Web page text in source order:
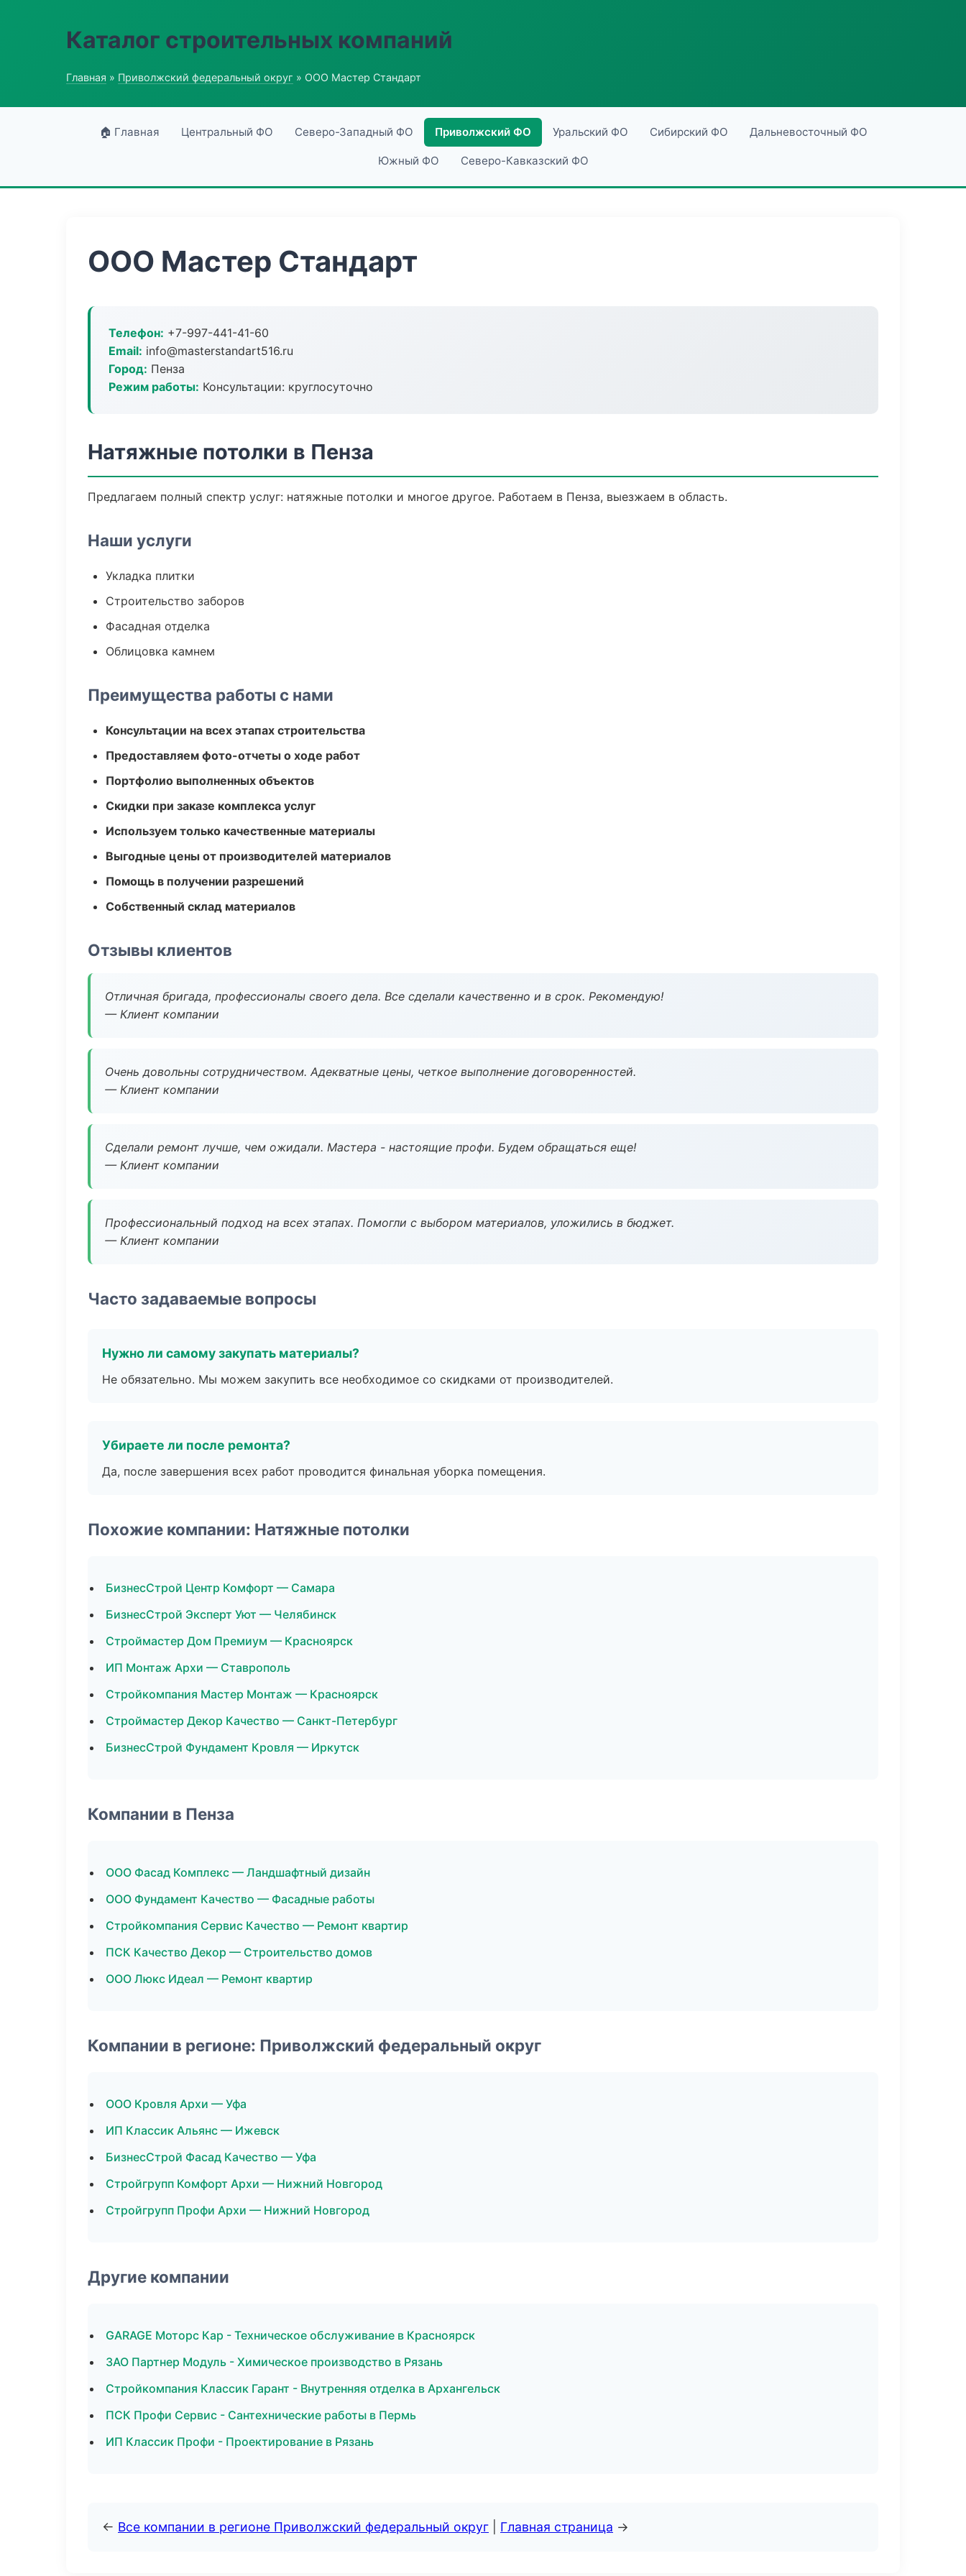
Каталог строительных компаний
Главная » Приволжский федеральный округ » ООО Мастер Стандарт
🏠 Главная Центральный ФО Северо-Западный ФО Приволжский ФО Уральский ФО Сибирский ФО Дальневосточный ФО
Южный ФО Северо-Кавказский ФО
ООО Мастер Стандарт
Телефон: +7-997-441-41-60
Email: info@masterstandart516.ru
Город: Пенза
Режим работы: Консультации: круглосуточно
Натяжные потолки в Пенза
Предлагаем полный спектр услуг: натяжные потолки и многое другое. Работаем в Пенза, выезжаем в область.
Наши услуги
Укладка плитки
Строительство заборов
Фасадная отделка
Облицовка камнем
Преимущества работы с нами
Консультации на всех этапах строительства
Предоставляем фото-отчеты о ходе работ
Портфолио выполненных объектов
Скидки при заказе комплекса услуг
Используем только качественные материалы
Выгодные цены от производителей материалов
Помощь в получении разрешений
Собственный склад материалов
Отзывы клиентов
Отличная бригада, профессионалы своего дела. Все сделали качественно и в срок. Рекомендую!
— Клиент компании
Очень довольны сотрудничеством. Адекватные цены, четкое выполнение договоренностей.
— Клиент компании
Сделали ремонт лучше, чем ожидали. Мастера - настоящие профи. Будем обращаться еще!
— Клиент компании
Профессиональный подход на всех этапах. Помогли с выбором материалов, уложились в бюджет.
— Клиент компании
Часто задаваемые вопросы
Нужно ли самому закупать материалы?
Не обязательно. Мы можем закупить все необходимое со скидками от производителей.
Убираете ли после ремонта?
Да, после завершения всех работ проводится финальная уборка помещения.
Похожие компании: Натяжные потолки
БизнесСтрой Центр Комфорт — Самара
БизнесСтрой Эксперт Уют — Челябинск
Строймастер Дом Премиум — Красноярск
ИП Монтаж Архи — Ставрополь
Стройкомпания Мастер Монтаж — Красноярск
Строймастер Декор Качество — Санкт-Петербург
БизнесСтрой Фундамент Кровля — Иркутск
Компании в Пенза
ООО Фасад Комплекс — Ландшафтный дизайн
ООО Фундамент Качество — Фасадные работы
Стройкомпания Сервис Качество — Ремонт квартир
ПСК Качество Декор — Строительство домов
ООО Люкс Идеал — Ремонт квартир
Компании в регионе: Приволжский федеральный округ
ООО Кровля Архи — Уфа
ИП Классик Альянс — Ижевск
БизнесСтрой Фасад Качество — Уфа
Стройгрупп Комфорт Архи — Нижний Новгород
Стройгрупп Профи Архи — Нижний Новгород
Другие компании
GARAGE Моторс Кар - Техническое обслуживание в Красноярск
ЗАО Партнер Модуль - Химическое производство в Рязань
Стройкомпания Классик Гарант - Внутренняя отделка в Архангельск
ПСК Профи Сервис - Сантехнические работы в Пермь
ИП Классик Профи - Проектирование в Рязань
← Все компании в регионе Приволжский федеральный округ Главная страница →